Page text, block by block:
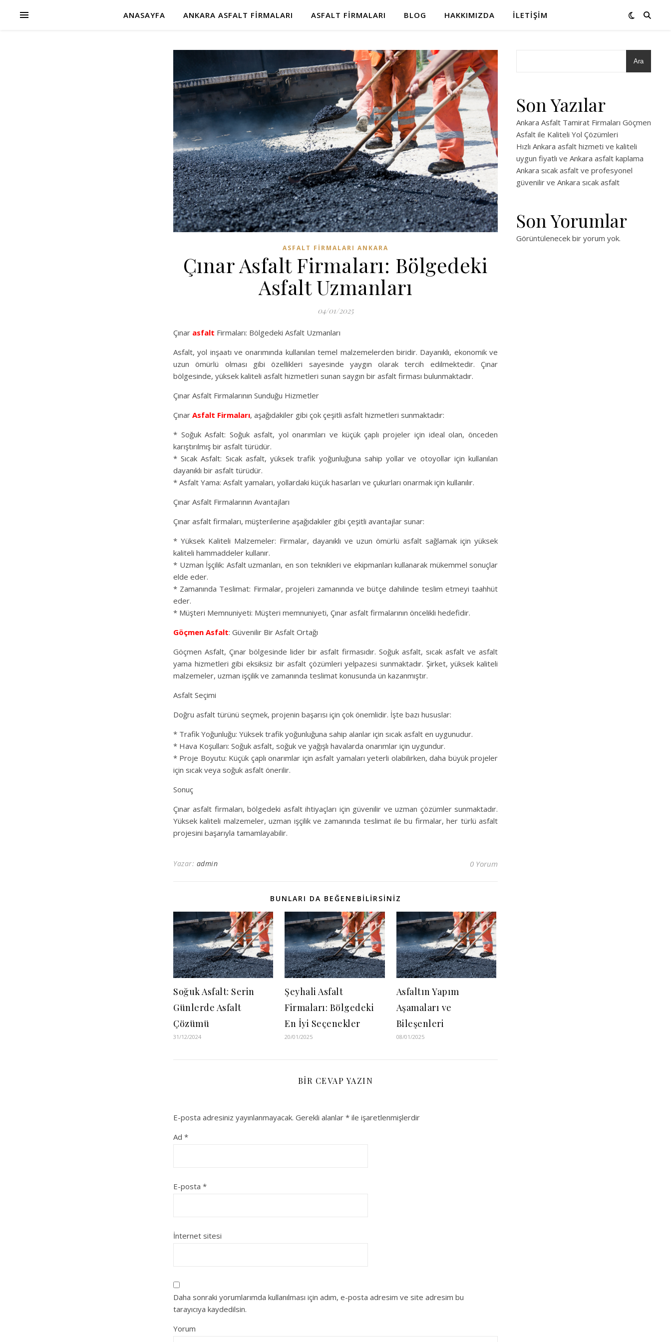
ANASAYFA ANKARA ASFALT FIRMALARI ASFALT FIRMALARI BLOG HAKKIMIZDA İLETIŞIM
ASFALT FIRMALARI ANKARA
Çınar Asfalt Firmaları: Bölgedeki
Asfalt Uzmanları
04/01/2025
Çınar asfalt Firmaları: Bölgedeki Asfalt Uzmanları
Asfalt, yol inşaatı ve onarımında kullanılan temel malzemelerden biridir. Dayanıklı, ekonomik ve
uzun ömürlü olması gibi özellikleri sayesinde yaygın olarak tercih edilmektedir. Çınar
bölgesinde, yüksek kaliteli asfalt hizmetleri sunan saygın bir asfalt firması bulunmaktadır.
Çınar Asfalt Firmalarının Sunduğu Hizmetler
Çınar Asfalt Firmaları, aşağıdakiler gibi çok çeşitli asfalt hizmetleri sunmaktadır:
* Soğuk Asfalt: Soğuk asfalt, yol onarımları ve küçük çaplı projeler için ideal olan, önceden
karıştırılmış bir asfalt türüdür.
* Sıcak Asfalt: Sıcak asfalt, yüksek trafik yoğunluğuna sahip yollar ve otoyollar için kullanılan
dayanıklı bir asfalt türüdür.
* Asfalt Yama: Asfalt yamaları, yollardaki küçük hasarları ve çukurları onarmak için kullanılır.
Çınar Asfalt Firmalarının Avantajları
Çınar asfalt firmaları, müşterilerine aşağıdakiler gibi çeşitli avantajlar sunar:
* Yüksek Kaliteli Malzemeler: Firmalar, dayanıklı ve uzun ömürlü asfalt sağlamak için yüksek
kaliteli hammaddeler kullanır.
* Uzman İşçilik: Asfalt uzmanları, en son teknikleri ve ekipmanları kullanarak mükemmel sonuçlar
elde eder.
* Zamanında Teslimat: Firmalar, projeleri zamanında ve bütçe dahilinde teslim etmeyi taahhüt
eder.
* Müşteri Memnuniyeti: Müşteri memnuniyeti, Çınar asfalt firmalarının öncelikli hedefidir.
Göçmen Asfalt: Güvenilir Bir Asfalt Ortağı
Göçmen Asfalt, Çınar bölgesinde lider bir asfalt firmasıdır. Soğuk asfalt, sıcak asfalt ve asfalt
yama hizmetleri gibi eksiksiz bir asfalt çözümleri yelpazesi sunmaktadır. Şirket, yüksek kaliteli
malzemeler, uzman işçilik ve zamanında teslimat konusunda ün kazanmıştır.
Asfalt Seçimi
Doğru asfalt türünü seçmek, projenin başarısı için çok önemlidir. İşte bazı hususlar:
* Trafik Yoğunluğu: Yüksek trafik yoğunluğuna sahip alanlar için sıcak asfalt en uygunudur.
* Hava Koşulları: Soğuk asfalt, soğuk ve yağışlı havalarda onarımlar için uygundur.
* Proje Boyutu: Küçük çaplı onarımlar için asfalt yamaları yeterli olabilirken, daha büyük projeler
için sıcak veya soğuk asfalt önerilir.
Sonuç
Çınar asfalt firmaları, bölgedeki asfalt ihtiyaçları için güvenilir ve uzman çözümler sunmaktadır.
Yüksek kaliteli malzemeler, uzman işçilik ve zamanında teslimat ile bu firmalar, her türlü asfalt
projesini başarıyla tamamlayabilir.
Yazar: admin 0 Yorum
BUNLARI DA BEĞENEBILIRSINIZ
Soğuk Asfalt: Serin
Günlerde Asfalt
Çözümü
31/12/2024
Şeyhali Asfalt
Firmaları: Bölgedeki
En İyi Seçenekler
20/01/2025
Asfaltın Yapım
Aşamaları ve
Bileşenleri
08/01/2025
BIR CEVAP YAZIN
E-posta adresiniz yayınlanmayacak. Gerekli alanlar * ile işaretlenmişlerdir
Ad *
E-posta *
İnternet sitesi
Daha sonraki yorumlarımda kullanılması için adım, e-posta adresim ve site adresim bu
tarayıcıya kaydedilsin.
Yorum
Ara
Son Yazılar
Ankara Asfalt Tamirat Firmaları Göçmen
Asfalt ile Kaliteli Yol Çözümleri
Hızlı Ankara asfalt hizmeti ve kaliteli
uygun fiyatlı ve Ankara asfalt kaplama
Ankara sıcak asfalt ve profesyonel
güvenilir ve Ankara sıcak asfalt
Son Yorumlar
Görüntülenecek bir yorum yok.